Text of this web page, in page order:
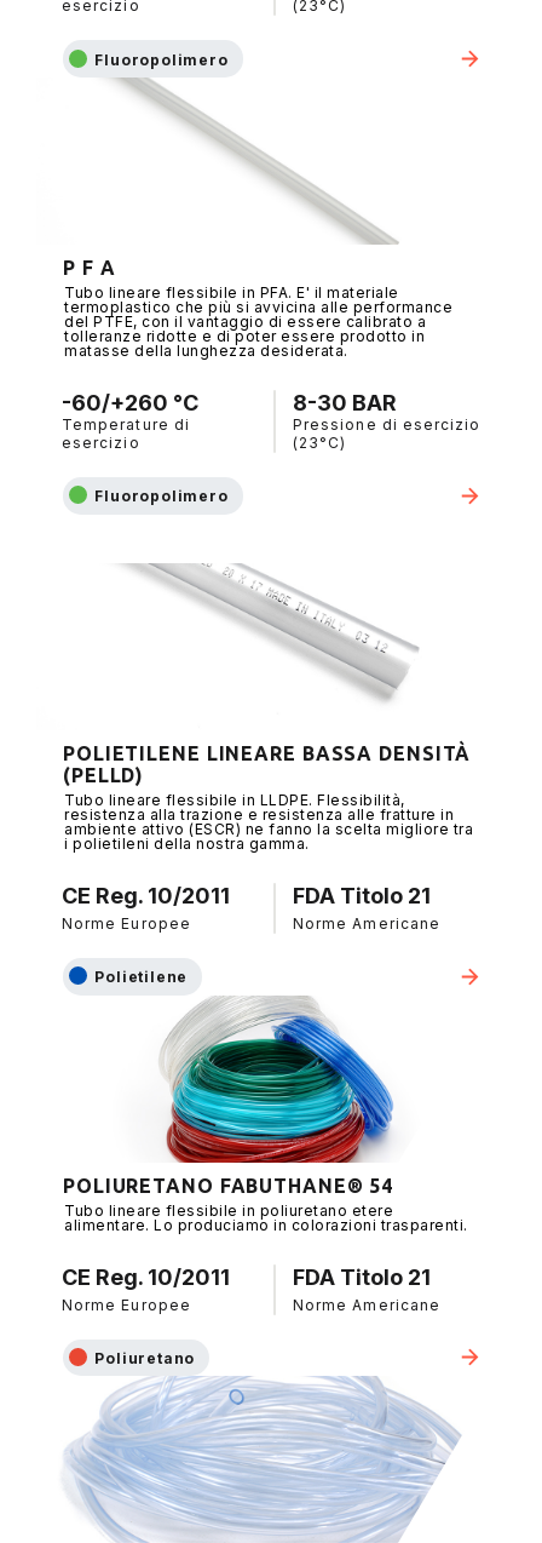
esercizio (23°C)
Fluoropolimero
P F A
Tubo lineare flessibile in PFA. E' il materiale
termoplastico che più si avvicina alle performance
del PTFE, con il vantaggio di essere calibrato a
tolleranze ridotte e di poter essere prodotto in
matasse della lunghezza desiderata.
-60/+260 °C
Temperature di
esercizio
8-30 BAR
Pressione di esercizio
(23°C)
Fluoropolimero
POLIETILENE LINEARE BASSA DENSITÀ
(PELLD)
Tubo lineare flessibile in LLDPE. Flessibilità,
resistenza alla trazione e resistenza alle fratture in
ambiente attivo (ESCR) ne fanno la scelta migliore tra
i polietileni della nostra gamma.
CE Reg. 10/2011
Norme Europee
FDA Titolo 21
Norme Americane
Polietilene
POLIURETANO FABUTHANE® 54
Tubo lineare flessibile in poliuretano etere
alimentare. Lo produciamo in colorazioni trasparenti.
CE Reg. 10/2011
Norme Europee
FDA Titolo 21
Norme Americane
Poliuretano